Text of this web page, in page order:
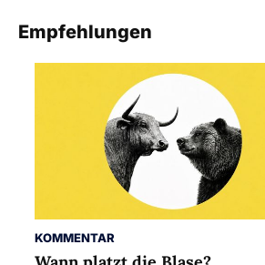
Empfehlungen
KOMMENTAR